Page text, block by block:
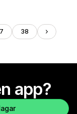
38
app?